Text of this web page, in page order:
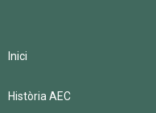
Inici
Història AEC